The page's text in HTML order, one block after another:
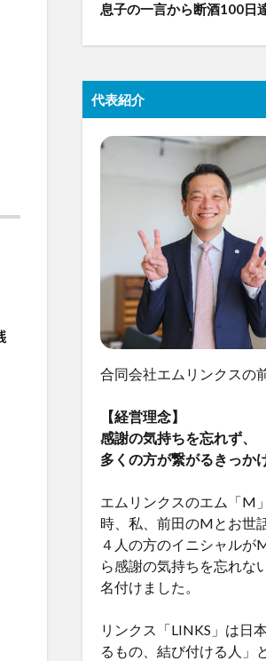
息子の一言から断酒100日
代表紹介
合同会社エムリンクスの
【経営理念】
感謝の気持ちを忘れず、
多くの方が繋がるきっか
エムリンクスのエム「M
時、私、前田のMとお世
４人の方のイニシャルが
ら感謝の気持ちを忘れな
名付けました。
リンクス「LINKS」は日
るもの、結び付ける人」